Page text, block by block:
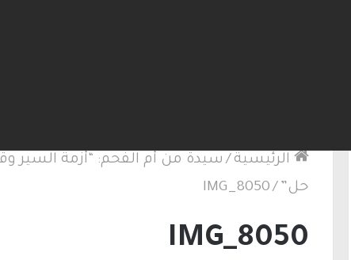
ويغادر “يش عتيد”.. وترقب لوجهته
الرئيسية / سيدة من أم الفحم: “أزمة السير
حل” /
IMG_8050
IMG_8050